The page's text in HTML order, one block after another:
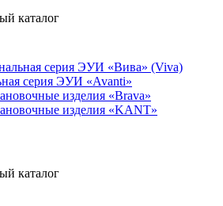
каталог
серия ЭУИ «Вива» (Viva)
серия ЭУИ «Avanti»
изделия «Brava»
изделия «KANT»
каталог